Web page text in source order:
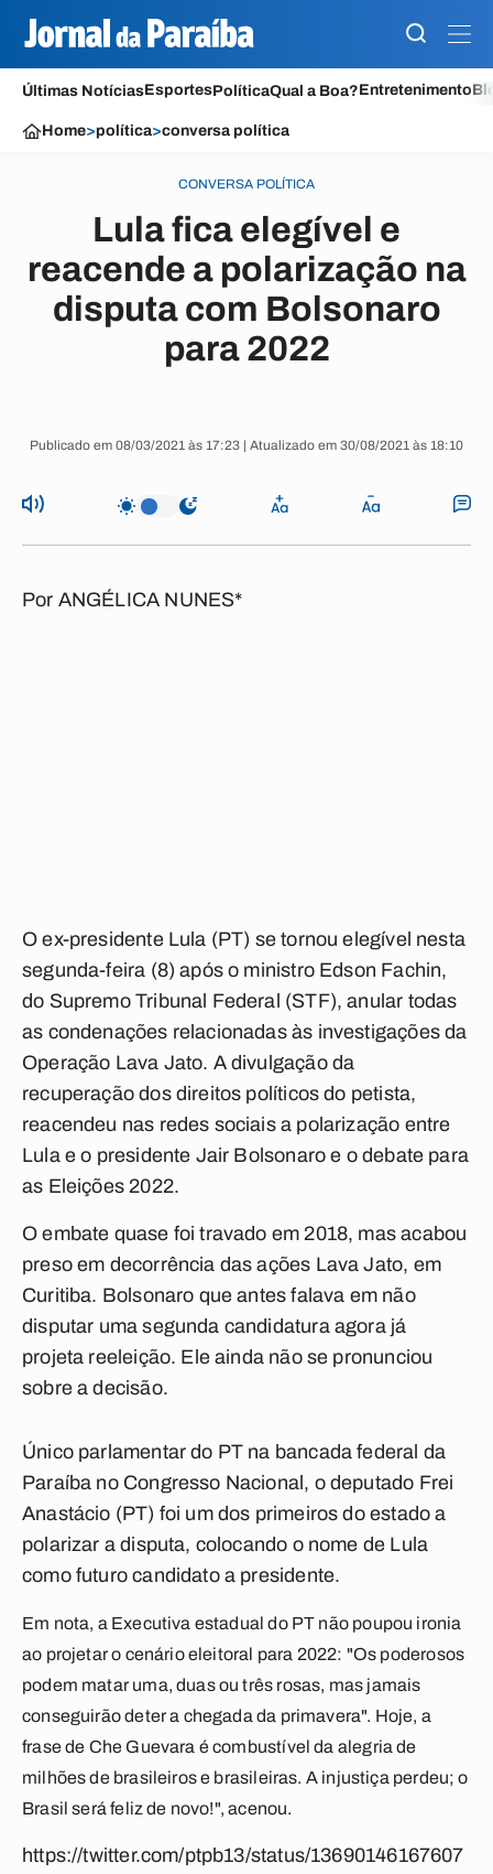
Últimas NotíciasEsportesPolíticaQual a Boa?Entretenimento
Home>política>conversa política
CONVERSA POLÍTICA
Lula fica elegível e
reacende a polarização na
disputa com Bolsonaro
para 2022
Publicado em 08/03/2021 às 17:23 | Atualizado em 30/08/2021 às 18:10
Por ANGÉLICA NUNES*
O ex-presidente Lula (PT) se tornou elegível nesta
segunda-feira (8) após o ministro Edson Fachin,
do Supremo Tribunal Federal (STF), anular todas
as condenações relacionadas às investigações da
Operação Lava Jato. A divulgação da
recuperação dos direitos políticos do petista,
reacendeu nas redes sociais a polarização entre
Lula e o presidente Jair Bolsonaro e o debate para
as Eleições 2022.
O embate quase foi travado em 2018, mas acabou
preso em decorrência das ações Lava Jato, em
Curitiba. Bolsonaro que antes falava em não
disputar uma segunda candidatura agora já
projeta reeleição. Ele ainda não se pronunciou
sobre a decisão.
Único parlamentar do PT na bancada federal da
Paraíba no Congresso Nacional, o deputado Frei
Anastácio (PT) foi um dos primeiros do estado a
polarizar a disputa, colocando o nome de Lula
como futuro candidato a presidente.
Em nota, a Executiva estadual do PT não poupou ironia
ao projetar o cenário eleitoral para 2022: "Os poderosos
podem matar uma, duas ou três rosas, mas jamais
conseguirão deter a chegada da primavera". Hoje, a
frase de Che Guevara é combustível da alegria de
milhões de brasileiros e brasileiras. A injustiça perdeu; o
Brasil será feliz de novo!", acenou.
https://twitter.com/ptpb13/status/13690146167607